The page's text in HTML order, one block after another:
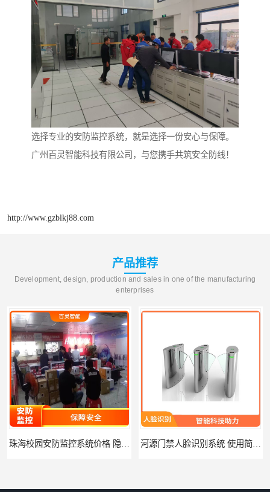
选择专业的安防监控系统，就是选择一份安心与保障。
广州百灵智能科技有限公司，与您携手共筑安全防线！
http://www.gzblkj88.com
产品推荐
Development, design, production and sales in one of the manufacturing
enterprises